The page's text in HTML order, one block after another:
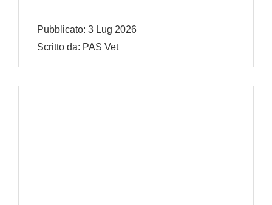
Pubblicato: 3 Lug 2026
Scritto da: PAS Vet